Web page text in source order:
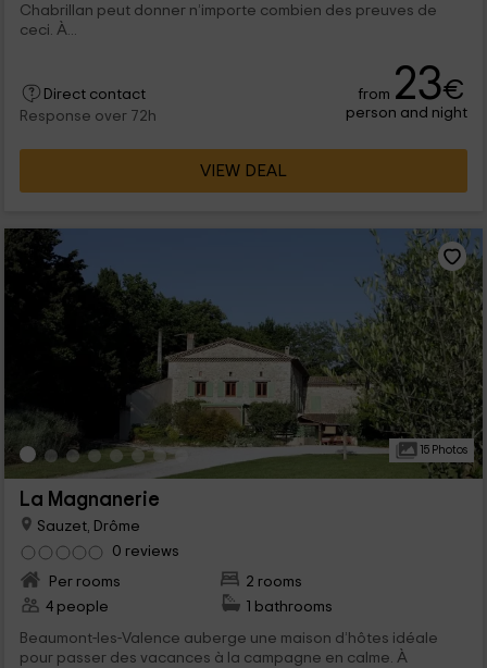
Chabrillan peut donner n’importe combien des preuves de
ceci. À...
Direct contact
Response over 72h
from 23€
person and night
VIEW DEAL
15 Photos
La Magnanerie
Sauzet, Drôme
0 reviews
Per rooms
2 rooms
4 people
1 bathrooms
Beaumont-les-Valence auberge une maison d’hôtes idéale
pour passer des vacances à la campagne en calme. À